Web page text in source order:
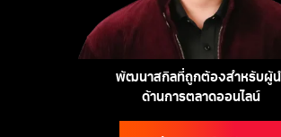
พัฒนาสกิลที่ถูกต้องสำหรับผู้
ด้านการตลาดออนไลน์